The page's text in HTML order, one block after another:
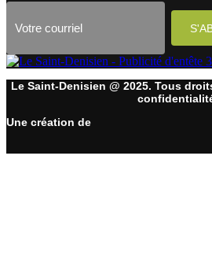
Le Saint-Denisien @ 2025. Tous
Une création de